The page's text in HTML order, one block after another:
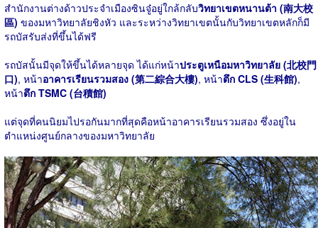
สำนักงานต่างด้าวประจำเมืองซินจู๋อยู่ใกล้กลับวิทยาเขตหนานต้า (南大校
區) ของมหาวิทยาลัยชิงหัว และระหว่างวิทยาเขตนั้นกับวิทยาเขตหลักก็มี
รถบัสรับส่งที่ขึ้นได้ฟรี
รถบัสนั้นมีจุดให้ขึ้นได้หลายจุด ได้แก่หน้าประตูเหนือมหาวิทยาลัย (北校門
口), หน้าอาคารเรียนรวมสอง (第二綜合大樓), หน้าตึก CLS (生科館),
หน้าตึก TSMC (台積館)
แต่จุดที่คนนิยมไปรอกันมากที่สุดคือหน้าอาคารเรียนรวมสอง ซึ่งอยู่ใน
ตำแหน่งศูนย์กลางของมหาวิทยาลัย